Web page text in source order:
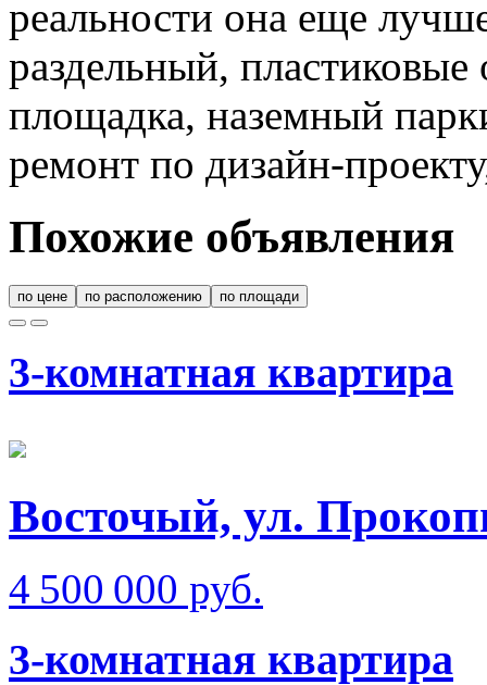
реальности она еще
раздельный, пластиковые
площадка, наземный
ремонт по дизайн-
Похожие объявления
по цене по расположению по площади
3-комнатная квартира
Восточый, ул.
4 500 000 руб.
3-комнатная квартира